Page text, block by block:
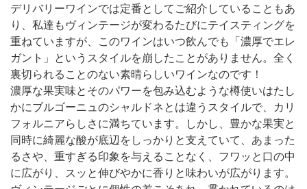
デリバリーワインでは定番としてご紹介していることもあ
り、私達もヴィンテージが変わるたびにテイスティングを
重ねていますが、このワインはいつ飲んでも「濃厚でエレ
ガント」というスタイルを崩したことがありません。全く
裏切られることのない素晴らしいワインなのです！
濃厚な果実味とそのパワーを包み込むような樽使いはたし
かにブルゴーニュのシャルドネとは違うスタイルで、カリ
フォルニアらしさに満ちています。しかし、豊かな果実と
同時に綺麗な酸が底辺をしっかりと支えていて、あまった
るさや、重すぎる印象を与えることなく、フワッと口の中
に広がり、スッと伸びやかに香りと味わいが広がります。